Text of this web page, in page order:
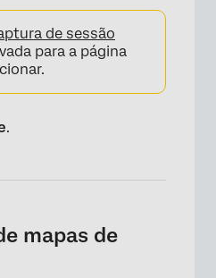
de sessão
para a página
.
mapas de